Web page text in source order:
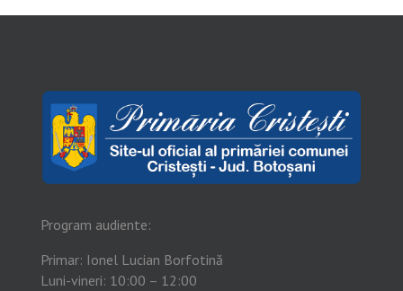
Program audiente:
Primar: Ionel Lucian Borfotină
Luni-vineri: 10:00 – 12:00